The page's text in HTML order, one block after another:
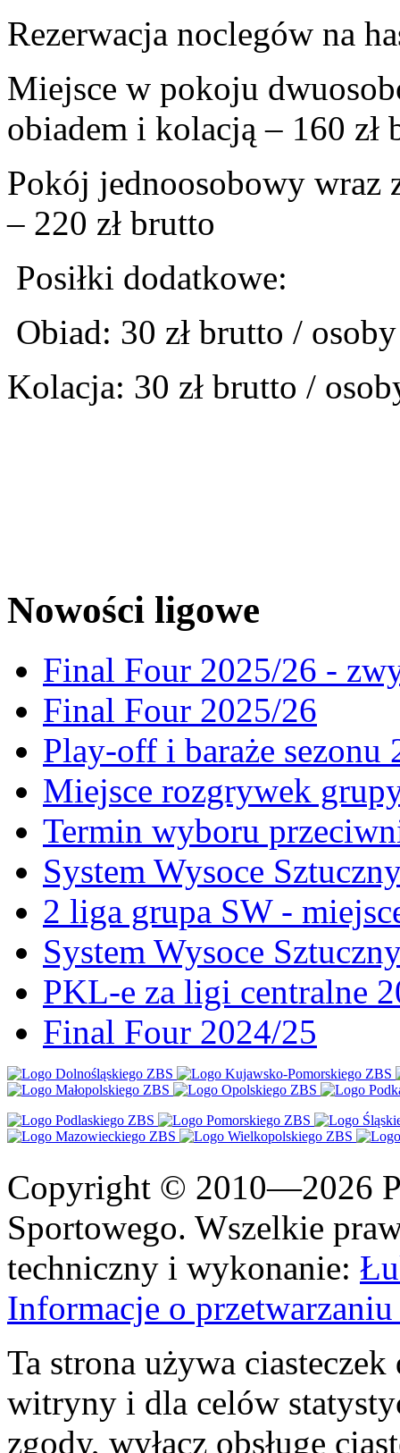
Rezerwacja noclegów na
Miejsce w pokoju
obiadem i kolacją – 160 zł
Pokój jednoosobowy wraz
– 220 zł brutto
Posiłki dodatkowe:
Obiad: 30 zł brutto / osoby
Kolacja: 30 zł brutto /
Nowości ligowe
Final Four 2025/26 -
Final Four 2025/26
Play-off i baraże sezonu
Miejsce rozgrywek
Termin wyboru
System Wysoce
2 liga grupa SW -
System Wysoce
PKL-e za ligi centralne
Final Four 2024/25
Copyright © 2010—2026
Sportowego. Wszelkie
techniczny i wykonanie:
Informacje o
Ta strona używa
witryny i dla celów
zgody, wyłącz obsługę